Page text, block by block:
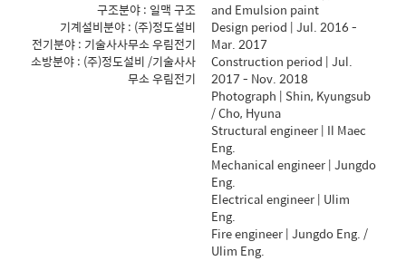
구조분야 : 일맥 구조
기계설비분야 : (주)정도설비
전기분야 : 기술사사무소 우림전기
소방분야 : (주)정도설비 /기술사사
무소 우림전기
and Emulsion paint
Design period | Jul. 2016 -
Mar. 2017
Construction period | Jul.
2017 - Nov. 2018
Photograph | Shin, Kyungsub
/ Cho, Hyuna
Structural engineer | Il Maec
Eng.
Mechanical engineer | Jungdo
Eng.
Electrical engineer | Ulim
Eng.
Fire engineer | Jungdo Eng. /
Ulim Eng.